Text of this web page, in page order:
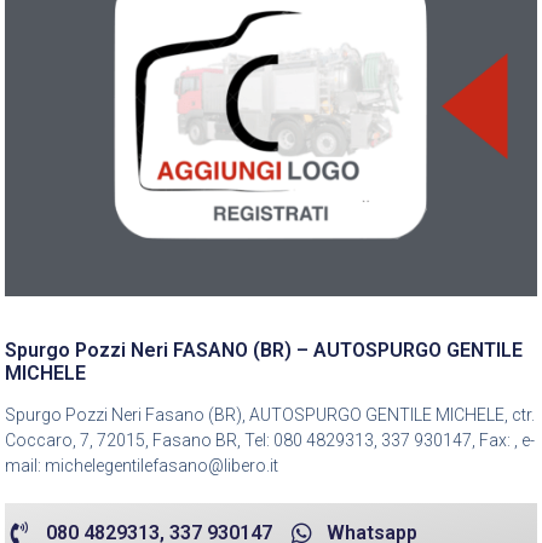
Spurgo Pozzi Neri FASANO (BR) – AUTOSPURGO GENTILE
MICHELE
Spurgo Pozzi Neri Fasano (BR), AUTOSPURGO GENTILE MICHELE, ctr.
Coccaro, 7, 72015, Fasano BR, Tel: 080 4829313, 337 930147, Fax: , e-
mail: michelegentilefasano@libero.it
080 4829313, 337 930147 Whatsapp